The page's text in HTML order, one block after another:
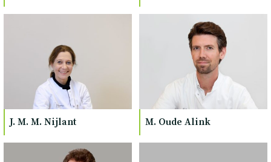
J. M. M. Nijlant M. Oude Alink